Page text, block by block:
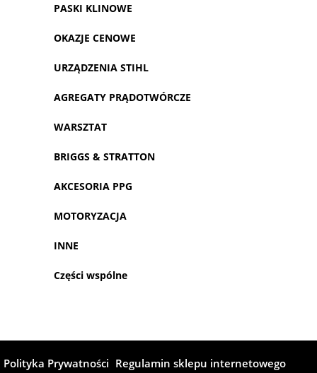
PASKI KLINOWE
OKAZJE CENOWE
URZĄDZENIA STIHL
AGREGATY PRĄDOTWÓRCZE
WARSZTAT
BRIGGS & STRATTON
AKCESORIA PPG
MOTORYZACJA
INNE
Części wspólne
Polityka Prywatności Regulamin sklepu internetowego